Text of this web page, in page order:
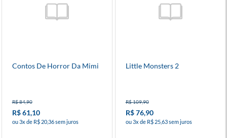
Contos De Horror Da Mimi
R$ 84,90
R$ 61,10
ou 3x de R$ 20,36 sem juros
Little Monsters 2
R$ 109,90
R$ 76,90
ou 3x de R$ 25,63 sem juros